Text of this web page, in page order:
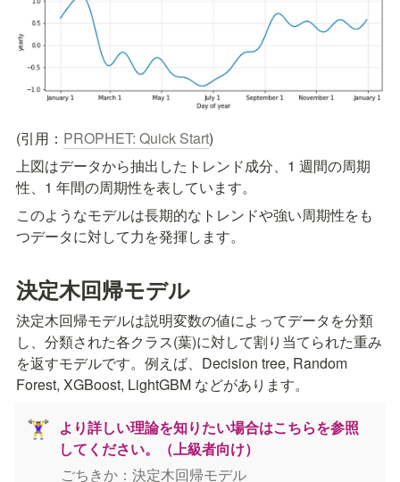
(引用： PROPHET: Quick Start)
上図はデータから抽出したトレンド成分、1 週間の周期
性、1 年間の周期性を表しています。
このようなモデルは長期的なトレンドや強い周期性をも
つデータに対して力を発揮します。
決定木回帰モデル
決定木回帰モデルは説明変数の値によってデータを分類
し、分類された各クラス(葉)に対して割り当てられた重み
を返すモデルです。例えば、Decision tree, Random
Forest, XGBoost, LightGBM などがあります。
🏋️‍♀️
より詳しい理論を知りたい場合はこちらを参照
してください。（上級者向け）
ごちきか：決定木回帰モデル